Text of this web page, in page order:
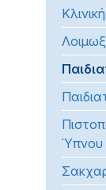
πρόγραμμα
ανάγνωσης
Ύπνου